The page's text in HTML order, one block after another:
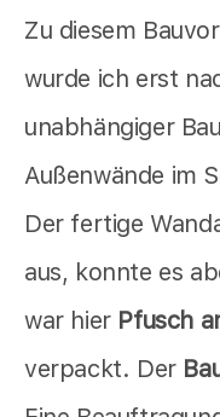
Zu diesem
wurde ich erst
unabhängiger
Außenwände im
Der fertige
aus, konnte es
war hier Pfusch
verpackt. Der